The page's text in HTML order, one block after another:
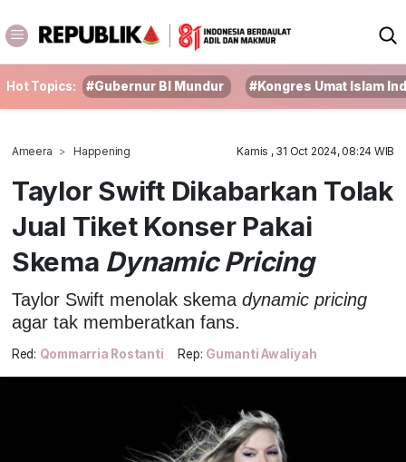
Hot Topics: #Gubernur BI Mundur #Kongres Umat Islam
Ameera Happening Kamis , 31 Oct 2024, 08:24 WIB
Taylor Swift Dikabarkan Tolak
Jual Tiket Konser Pakai
Skema Dynamic Pricing
Taylor Swift menolak skema dynamic pricing
agar tak memberatkan fans.
Red: Qommarria Rostanti Rep: Gumanti Awaliyah